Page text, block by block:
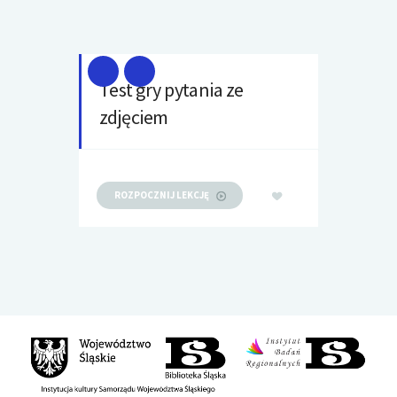
Test gry pytania ze
zdjęciem
ROZPOCZNIJ LEKCJĘ